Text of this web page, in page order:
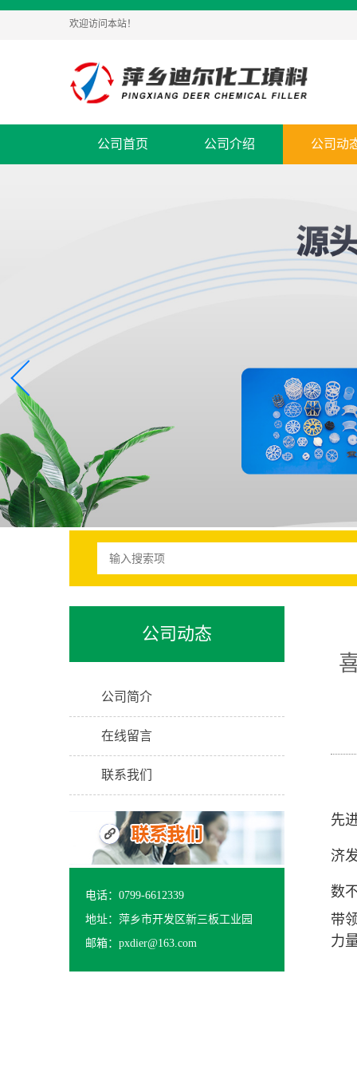
欢迎访问本站！
公司首页 公司介绍 公司动
公司动态
公司简介
在线留言
联系我们
电话：0799-6612339
地址：萍乡市开发区新三板工业园
邮箱：pxdier@163.com
先
济
数
带
力